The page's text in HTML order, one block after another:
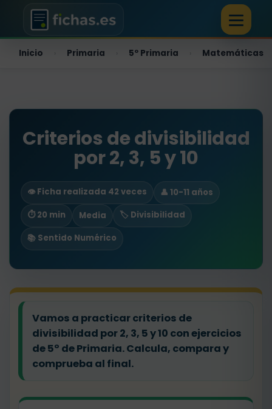
Inicio Primaria 5º Primaria Matemáticas
Criterios de divisibilidad
por 2, 3, 5 y 10
👁️ Ficha realizada 42 veces
👤 10-11 años
⏱ 20 min
Media
🏷️ Divisibilidad
📚 Sentido Numérico
Vamos a practicar criterios de
divisibilidad por 2, 3, 5 y 10 con ejercicios
de 5º de Primaria. Calcula, compara y
comprueba al final.